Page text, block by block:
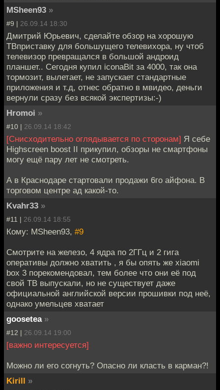
MSheen93 »
#9 | 26.09.14 18:30
Дмитрий Юрьевич, сделайте обзор на хорошую
ТВприставку для большущего телевихора, ну чтоб
телевизор превращался в большой андроид
планшет.. Сегодня купил iconaBit за 4000, так она
тормозит, вылетает, не запускает стандартные
приложения и т.д, отнес обратно в мвидео, деньги
вернули сразу без всякой экспертизы:-)
Hromoi »
#10 | 26.09.14 18:42
[Снисходительно оглядывается по сторонам] Я себе
Highscreen boost II прикупил, обзоры не смартфоны
могу ещё пару лет не смотреть.
А в Краснодаре стартовали продажи 6го айфона. В
торговом центре ад какой-то.
Kvahr33 »
#11 | 26.09.14 18:55
Кому: MSheen93, #9
Смотрите на железо, 4 ядра по 2ГГц и 2 гига
оперативы должно хватить , я бы опять же xiaomi
box 3 порекомендовал, тем более что они её под
свой ТВ выпускали, но не существует даже
официальной английской версии прошивки под неё,
однако умельцев хватает
goosetea »
#12 | 26.09.14 19:00
[важно интересуется]
Можно ли его согнуть? Опасно ли класть в карман?!
Kirill »